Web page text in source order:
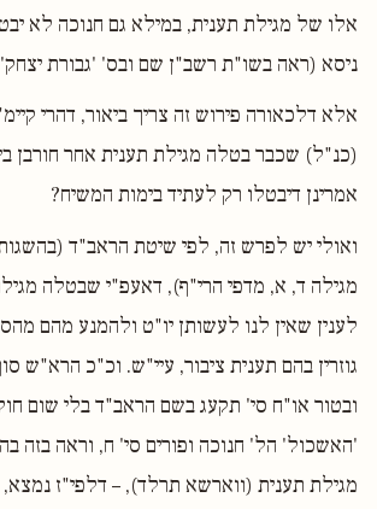
אלו של מגילת תענית, במילא גם חנוכה לא
ניסא (ראה בשו"ת רשב"ן שם ובס' 'גבורת
אלא דלכאורה פירוש זה צריך ביאור, דהרי
(כנ"ל) שכבר בטלה מגילת תענית אחר חורבן
אמרינן דיבטלו רק לעתיד בימות המשיח?
ואולי יש לפרש זה, לפי שיטת הראב"ד
מגילה ד, א, מדפי הרי"ף), דאעפ"י שבטלה
לענין שאין לנו לעשותן יו"ט ולהמנע מהם
גוזרין בהם תענית ציבור, עיי"ש. וכ"כ הרא"ש
ובטור או"ח סי' תקעג בשם הראב"ד בלי שום
'האשכול' הל' חנוכה ופורים סי' ח, וראה בזה
מגילת תענית (ווארשא תרלד), – דלפי"ז